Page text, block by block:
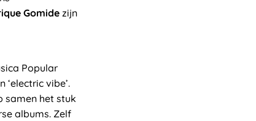
Gomide zijn
Popular
vibe’.
samen het stuk
albums. Zelf